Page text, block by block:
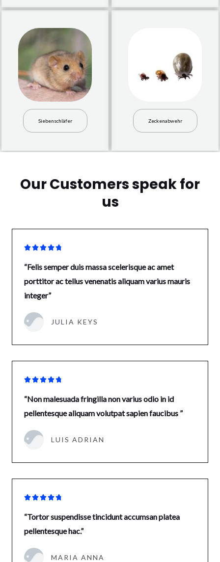
Siebenschläfer Zeckenabwehr
Our Customers speak for
us

“Felis semper duis massa scelerisque ac amet
porttitor ac tellus venenatis aliquam varius mauris
integer”
JULIA KEYS

“Non malesuada fringilla non varius odio in id
pellentesque aliquam volutpat sapien faucibus ”
LUIS ADRIAN

“Tortor suspendisse tincidunt accumsan platea
pellentesque hac.”
MARIA ANNA